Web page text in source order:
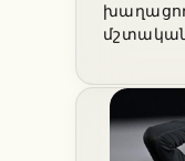
մշտական